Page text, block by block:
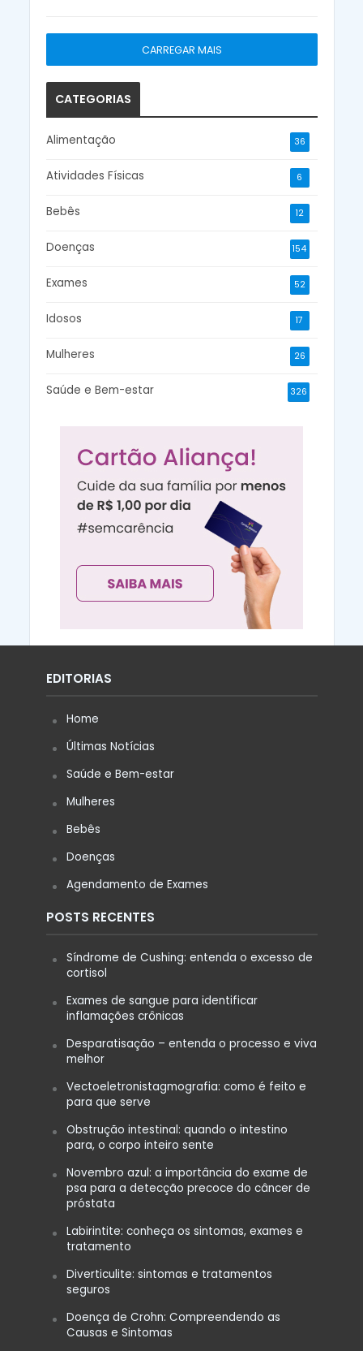
CARREGAR MAIS
CATEGORIAS
Alimentação 36
Atividades Físicas 6
Bebês 12
Doenças 154
Exames 52
Idosos 17
Mulheres 26
Saúde e Bem-estar 326
EDITORIAS
Home
Últimas Notícias
Saúde e Bem-estar
Mulheres
Bebês
Doenças
Agendamento de Exames
POSTS RECENTES
Síndrome de Cushing: entenda o excesso de
cortisol
Exames de sangue para identificar
inflamações crônicas
Desparatisação – entenda o processo e viva
melhor
Vectoeletronistagmografia: como é feito e
para que serve
Obstrução intestinal: quando o intestino
para, o corpo inteiro sente
Novembro azul: a importância do exame de
psa para a detecção precoce do câncer de
próstata
Labirintite: conheça os sintomas, exames e
tratamento
Diverticulite: sintomas e tratamentos
seguros
Doença de Crohn: Compreendendo as
Causas e Sintomas